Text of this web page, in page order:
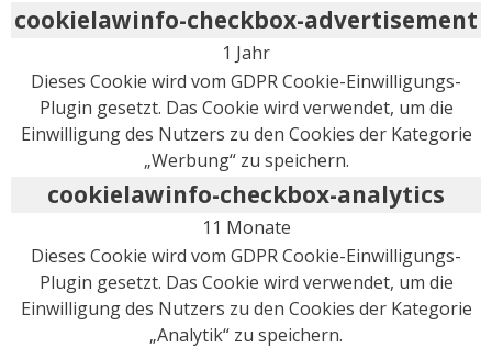
cookielawinfo-checkbox-advertisement
1 Jahr
Dieses Cookie wird vom GDPR Cookie-Einwilligungs-
Plugin gesetzt. Das Cookie wird verwendet, um die
Einwilligung des Nutzers zu den Cookies der Kategorie
„Werbung“ zu speichern.
cookielawinfo-checkbox-analytics
11 Monate
Dieses Cookie wird vom GDPR Cookie-Einwilligungs-
Plugin gesetzt. Das Cookie wird verwendet, um die
Einwilligung des Nutzers zu den Cookies der Kategorie
„Analytik“ zu speichern.